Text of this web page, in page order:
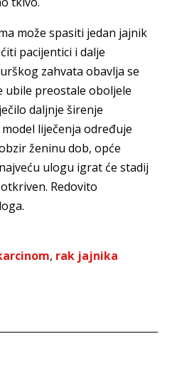
može spasiti jedan jajnik
pacijentici i dalje
zahvata obavlja se
ubile preostale oboljele
daljnje širenje
liječenja određuje
ženinu dob, opće
ulogu igrat će stadij
Redovito
, rak jajnika